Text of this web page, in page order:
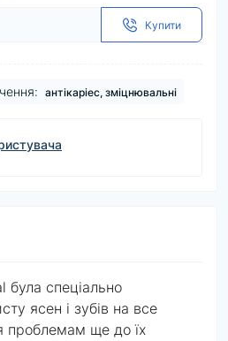
Купити
антікаріес, зміцнювальні
була спеціально
ясен і зубів на все
проблемам ще до їх